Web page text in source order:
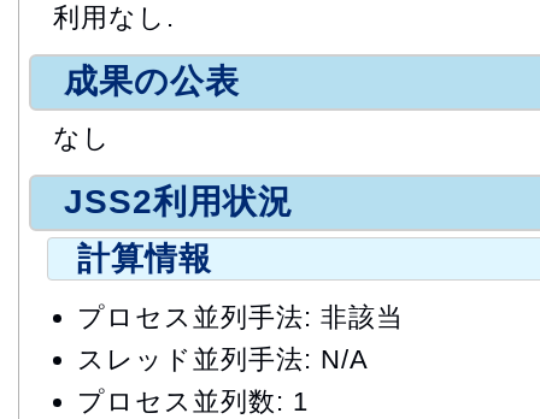
利用なし.
成果の公表
なし
JSS2利用状況
計算情報
プロセス並列手法: 非該当
スレッド並列手法: N/A
プロセス並列数: 1